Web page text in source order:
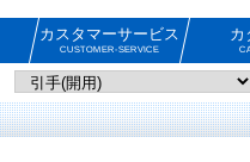
カスタマーサービス
CUSTOMER-SERVICE
カ